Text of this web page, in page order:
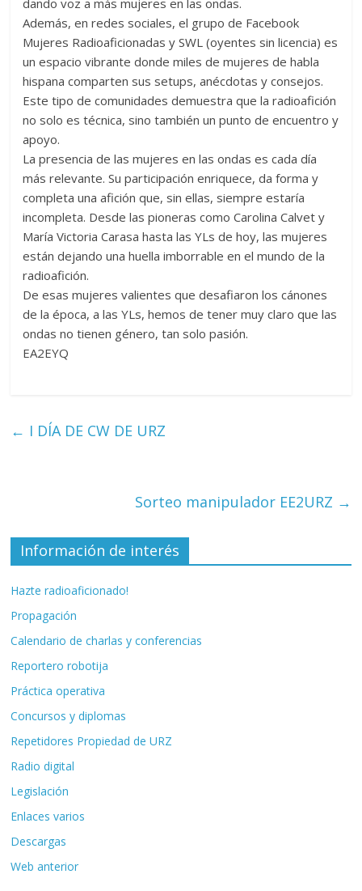
dando voz a más mujeres en las ondas.
Además, en redes sociales, el grupo de Facebook
Mujeres Radioaficionadas y SWL (oyentes sin licencia) es
un espacio vibrante donde miles de mujeres de habla
hispana comparten sus setups, anécdotas y consejos.
Este tipo de comunidades demuestra que la radioafición
no solo es técnica, sino también un punto de encuentro y
apoyo.
La presencia de las mujeres en las ondas es cada día
más relevante. Su participación enriquece, da forma y
completa una afición que, sin ellas, siempre estaría
incompleta. Desde las pioneras como Carolina Calvet y
María Victoria Carasa hasta las YLs de hoy, las mujeres
están dejando una huella imborrable en el mundo de la
radioafición.
De esas mujeres valientes que desafiaron los cánones
de la época, a las YLs, hemos de tener muy claro que las
ondas no tienen género, tan solo pasión.
EA2EYQ
← I DÍA DE CW DE URZ
Sorteo manipulador EE2URZ →
Información de interés
Hazte radioaficionado!
Propagación
Calendario de charlas y conferencias
Reportero robotija
Práctica operativa
Concursos y diplomas
Repetidores Propiedad de URZ
Radio digital
Legislación
Enlaces varios
Descargas
Web anterior